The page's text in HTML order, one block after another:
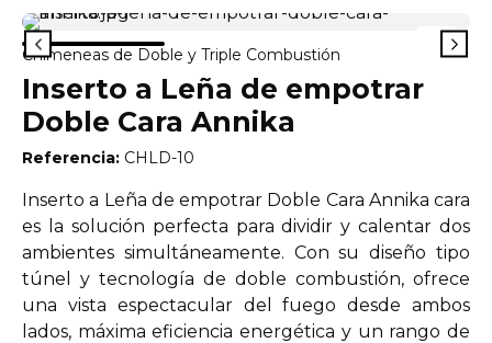
Chimeneas de Doble y Triple Combustión
Inserto a Leña de empotrar
Doble Cara Annika
Referencia: CHLD-10
Inserto a Leña de empotrar Doble Cara Annika cara
es la solución perfecta para dividir y calentar dos
ambientes simultáneamente. Con su diseño tipo
túnel y tecnología de doble combustión, ofrece
una vista espectacular del fuego desde ambos
lados, máxima eficiencia energética y un rango de